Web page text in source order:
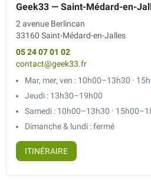
Geek33 — Saint-Médard-en-
2 avenue Berlincan
33160 Saint-Médard-en-Jalles
05 24 07 01 02
contact@geek33.fr
Mar, mer, ven : 10h00–13h30 ·
Jeudi : 13h30–19h00
Samedi : 10h00–13h30 ·
Dimanche & lundi : fermé
ITINÉRAIRE